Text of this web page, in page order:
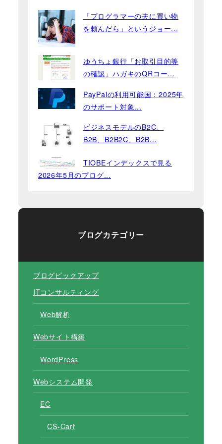
「プログラマーの夫に買い物
を頼んだら」というジョー...
ゆうちょ銀行「お取引目的等
の確認」ハガキのQRコー...
PayPalの利用可能国：2025年
のサポート対象...
ビジネスモデルのB2C、
B2B、B2B2C、B2B...
TIOBEインデックスで見る
2026年5月のプログ...
ブログカテゴリー
ブログピックアップ
ITコンサルティング
Web解析
Webサイト構築
WordPress
Webシステム開発
EC
CS-Cart